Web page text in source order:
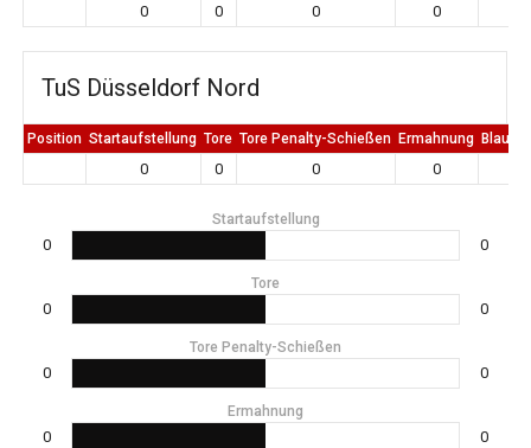
0 0 0 0
TuS Düsseldorf Nord
Position Startaufstellung Tore Tore Penalty-Schießen Ermahnung Blaue
0 0 0 0
Startaufstellung
0 0
Tore
0 0
Tore Penalty-Schießen
0 0
Ermahnung
0 0